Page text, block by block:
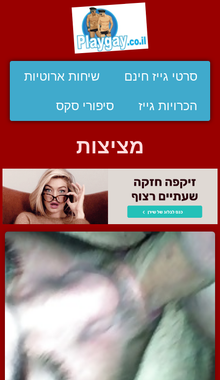
סרטי גייז חינם שיחות ארוטיות
הכרויות גייז סיפורי סקס
מציצות